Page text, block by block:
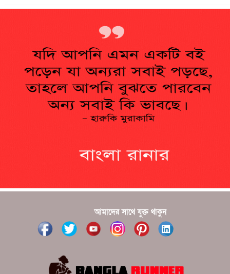
?????????? ?? ?????
??????? ?????????????? ?????? ????????????
?????????? ??????? ?????????????
?????? ????? ?????? ???? ???? ?????
আমাদের সাথে যুক্ত থাকুন